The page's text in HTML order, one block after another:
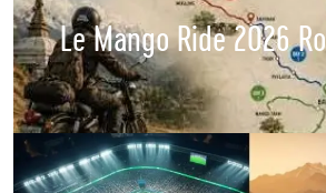
Le Mango Ride 2026